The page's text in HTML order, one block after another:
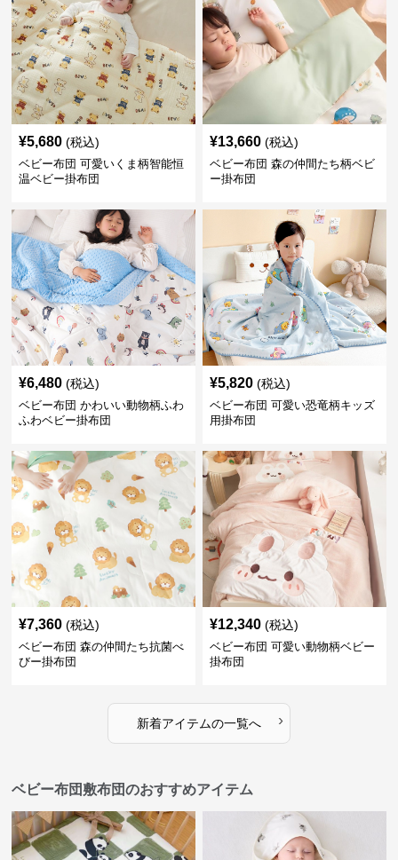
¥5,680 (税込)
ベビー布団 可愛いくま柄智能恒
温ベビー掛布団
¥13,660 (税込)
ベビー布団 森の仲間たち柄ベビ
ー掛布団
¥6,480 (税込)
ベビー布団 かわいい動物柄ふわ
ふわベビー掛布団
¥5,820 (税込)
ベビー布団 可愛い恐竜柄キッズ
用掛布団
¥7,360 (税込)
ベビー布団 森の仲間たち抗菌べ
びー掛布団
¥12,340 (税込)
ベビー布団 可愛い動物柄ベビー
掛布団
新着アイテムの一覧へ ›
ベビー布団敷布団のおすすめアイテム